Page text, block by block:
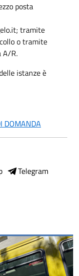
posta
tramite
o tramite
A/R.
istanze è
DOMANDA
Telegram